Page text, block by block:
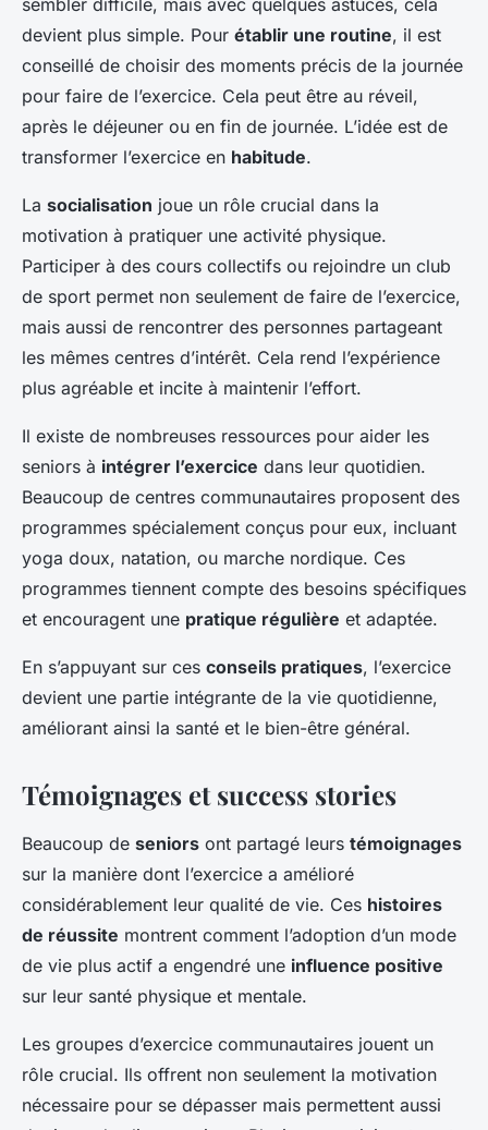
sembler difficile, mais avec quelques astuces, cela
devient plus simple. Pour établir une routine, il est
conseillé de choisir des moments précis de la journée
pour faire de l’exercice. Cela peut être au réveil,
après le déjeuner ou en fin de journée. L’idée est de
transformer l’exercice en habitude.
La socialisation joue un rôle crucial dans la
motivation à pratiquer une activité physique.
Participer à des cours collectifs ou rejoindre un club
de sport permet non seulement de faire de l’exercice,
mais aussi de rencontrer des personnes partageant
les mêmes centres d’intérêt. Cela rend l’expérience
plus agréable et incite à maintenir l’effort.
Il existe de nombreuses ressources pour aider les
seniors à intégrer l’exercice dans leur quotidien.
Beaucoup de centres communautaires proposent des
programmes spécialement conçus pour eux, incluant
yoga doux, natation, ou marche nordique. Ces
programmes tiennent compte des besoins spécifiques
et encouragent une pratique régulière et adaptée.
En s’appuyant sur ces conseils pratiques, l’exercice
devient une partie intégrante de la vie quotidienne,
améliorant ainsi la santé et le bien-être général.
Témoignages et success stories
Beaucoup de seniors ont partagé leurs témoignages
sur la manière dont l’exercice a amélioré
considérablement leur qualité de vie. Ces histoires
de réussite montrent comment l’adoption d’un mode
de vie plus actif a engendré une influence positive
sur leur santé physique et mentale.
Les groupes d’exercice communautaires jouent un
rôle crucial. Ils offrent non seulement la motivation
nécessaire pour se dépasser mais permettent aussi